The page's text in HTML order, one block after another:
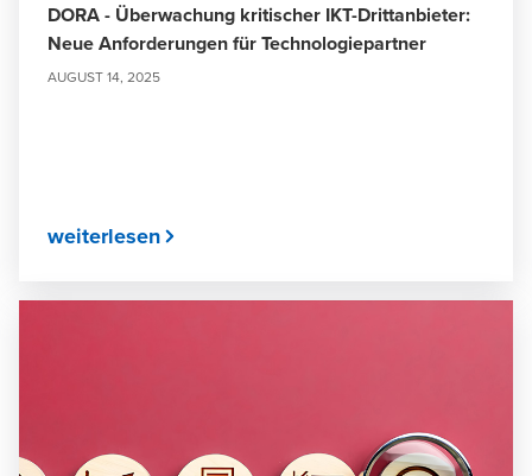
DORA - Überwachung kritischer IKT-Drittanbieter:
Neue Anforderungen für Technologiepartner
AUGUST 14, 2025
weiterlesen